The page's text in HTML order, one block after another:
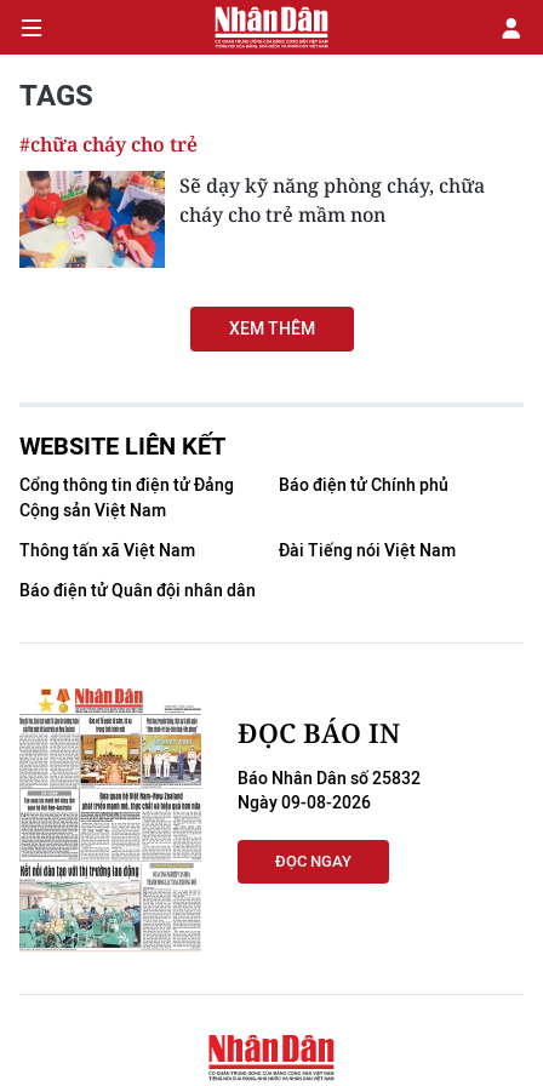
CHÍNH TRỊ
KINH TẾ
DU LỊCH
THẾ GIỚI
Y TẾ
KHOA HỌC - CÔNG NGHỆ
MÔI TRƯỜNG
BẠN ĐỌC
KIỂM CHỨNG THÔNG TIN
54 DÂN TỘC VIỆT NAM
TAGS
#chữa cháy cho trẻ
Sẽ dạy kỹ năng phòng cháy, chữa
cháy cho trẻ mầm non
XEM THÊM
WEBSITE LIÊN KẾT
Cổng thông tin điện tử Đảng
Cộng sản Việt Nam
Báo điện tử Chính phủ
Thông tấn xã Việt Nam
Đài Tiếng nói Việt Nam
Báo điện tử Quân đội nhân dân
ĐỌC BÁO IN
Báo Nhân Dân số 25832
Ngày 09-08-2026
ĐỌC NGAY